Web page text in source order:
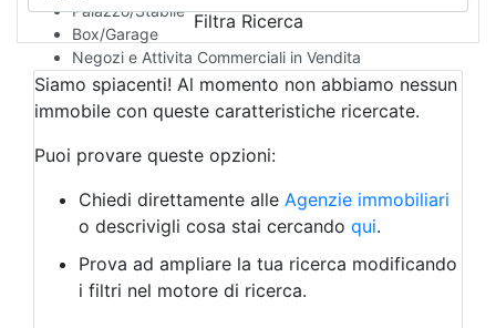
Palazzo/Stabile
Box/Garage
Negozi e Attivita Commerciali in Vendita
Qualsiasi
Attività/Licenza Commerciale
Azienda Agricola
Bar/Ristorante
Albergo
Laboratorio Artigianale
Negozio/locale commerciale
Agriturismo
Magazzini
Filtra Ricerca
Siamo spiacenti! Al momento non abbiamo nessun
immobile con queste caratteristiche ricercate.
Puoi provare queste opzioni:
Chiedi direttamente alle Agenzie immobiliari
o descrivigli cosa stai cercando qui.
Prova ad ampliare la tua ricerca modificando
i filtri nel motore di ricerca.